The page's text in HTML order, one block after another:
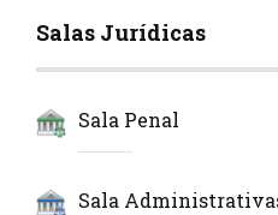
Salas Jurídicas
Sala Penal
Sala